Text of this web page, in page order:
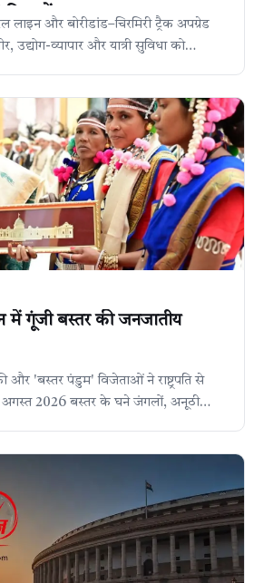
टेंडर,
लाइन और बोरीडांड–चिरमिरी ट्रैक अपग्रेड
उद्योग-व्यापार और यात्री सुविधा को
में गूंजी बस्तर की जनजातीय
और 'बस्तर पंडुम' विजेताओं ने राष्ट्रपति से
अगस्त 2026 बस्तर के घने जंगलों, अनूठी